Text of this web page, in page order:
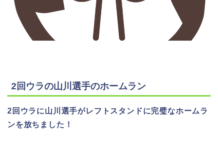
2回ウラの山川選手のホームラン
2回ウラに山川選手がレフトスタンドに完璧なホームラ
ンを放ちました！